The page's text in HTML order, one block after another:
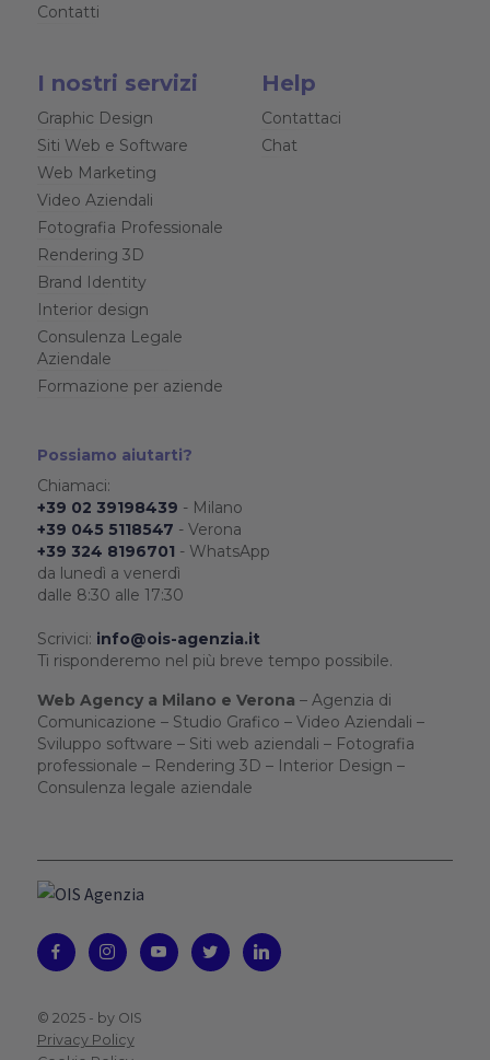
Contatti
I nostri servizi
Graphic Design
Siti Web e Software
Web Marketing
Video Aziendali
Fotografia Professionale
Rendering 3D
Brand Identity
Interior design
Consulenza Legale
Aziendale
Formazione per aziende
Help
Contattaci
Chat
Possiamo aiutarti?
Chiamaci:
+39 02 39198439 - Milano
+39 045 5118547 - Verona
+39 324 8196701 - WhatsApp
da lunedì a venerdì
dalle 8:30 alle 17:30
Scrivici: info@ois-agenzia.it
Ti risponderemo nel più breve tempo possibile.
Web Agency a Milano e Verona – Agenzia di
Comunicazione – Studio Grafico – Video Aziendali –
Sviluppo software – Siti web aziendali – Fotografia
professionale – Rendering 3D – Interior Design –
Consulenza legale aziendale
© 2025 - by OIS
Privacy Policy